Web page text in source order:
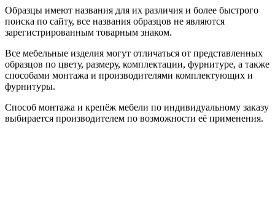
Образцы имеют названия для их различия и более быстрого
поиска по сайту, все названия образцов не являются
зарегистрированным товарным знаком.
Все мебельные изделия могут отличаться от представленных
образцов по цвету, размеру, комплектации, фурнитуре, а также
способами монтажа и производителями комплектующих и
фурнитуры.
Способ монтажа и крепёж мебели по индивидуальному заказу
выбирается производителем по возможности её применения.